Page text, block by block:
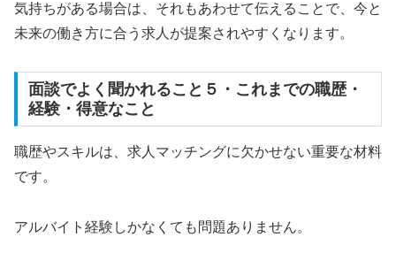
気持ちがある場合は、それもあわせて伝えることで、今と
未来の働き方に合う求人が提案されやすくなります。
面談でよく聞かれること５・これまでの職歴・
経験・得意なこと
職歴やスキルは、求人マッチングに欠かせない重要な材料
です。
アルバイト経験しかなくても問題ありません。